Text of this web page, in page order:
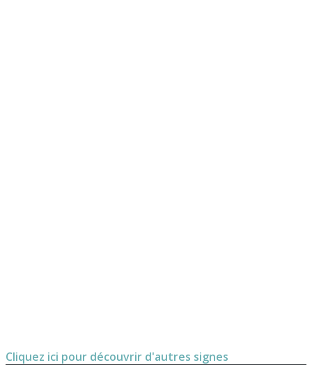
Cliquez ici pour découvrir d'autres signes